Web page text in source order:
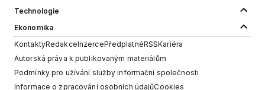
Technologie
Ekonomika
KontaktyRedakceInzercePředplatnéRSSKariéra
Autorská práva k publikovaným materiálům
Podmínky pro užívání služby informační společnosti
Informace o zpracování osobních údajůCookies